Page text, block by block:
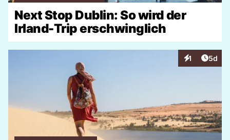
Next Stop Dublin: So wird der
Irland-Trip erschwinglich
1
Interaktionen
5d